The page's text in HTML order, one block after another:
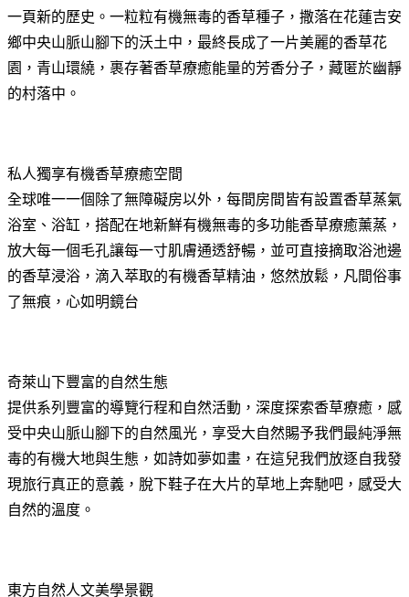
一頁新的歷史。一粒粒有機無毒的香草種子，撒落在花蓮吉安
鄉中央山脈山腳下的沃土中，最終長成了一片美麗的香草花
園，青山環繞，裹存著香草療癒能量的芳香分子，藏匿於幽靜
的村落中。
私人獨享有機香草療癒空間
全球唯一一個除了無障礙房以外，每間房間皆有設置香草蒸氣
浴室、浴缸，搭配在地新鮮有機無毒的多功能香草療癒薰蒸，
放大每一個毛孔讓每一寸肌膚通透舒暢，並可直接摘取浴池邊
的香草浸浴，滴入萃取的有機香草精油，悠然放鬆，凡間俗事
了無痕，心如明鏡台
奇萊山下豐富的自然生態
提供系列豐富的導覽行程和自然活動，深度探索香草療癒，感
受中央山脈山腳下的自然風光，享受大自然賜予我們最純淨無
毒的有機大地與生態，如詩如夢如畫，在這兒我們放逐自我發
現旅行真正的意義，脫下鞋子在大片的草地上奔馳吧，感受大
自然的溫度。
東方自然人文美學景觀